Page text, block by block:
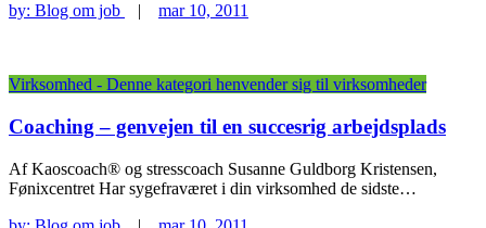
by: Blog om job | mar 10, 2011
Virksomhed - Denne kategori henvender sig til virksomheder
Coaching – genvejen til en succesrig arbejdsplads
Af Kaoscoach® og stresscoach Susanne Guldborg Kristensen,
Fønixcentret Har sygefraværet i din virksomhed de sidste…